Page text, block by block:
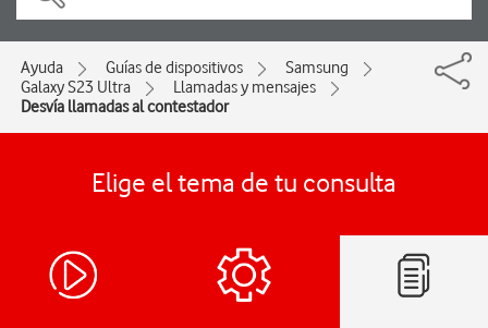
Ayuda Guías de dispositivos
Samsung
Galaxy S23 Ultra
Llamadas y mensajes
Desvía llamadas al contestador
Elige el tema de tu consulta